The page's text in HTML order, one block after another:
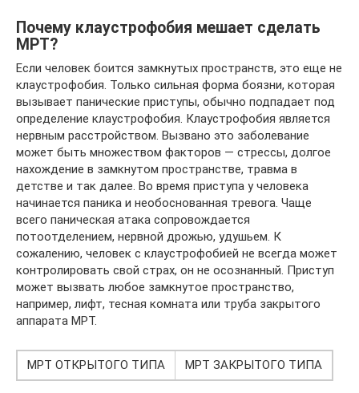
Почему клаустрофобия мешает сделать
МРТ?
Если человек боится замкнутых пространств, это еще не
клаустрофобия. Только сильная форма боязни, которая
вызывает панические приступы, обычно подпадает под
определение клаустрофобия. Клаустрофобия является
нервным расстройством. Вызвано это заболевание
может быть множеством факторов — стрессы, долгое
нахождение в замкнутом пространстве, травма в
детстве и так далее. Во время приступа у человека
начинается паника и необоснованная тревога. Чаще
всего паническая атака сопровождается
потоотделением, нервной дрожью, удушьем. К
сожалению, человек с клаустрофобией не всегда может
контролировать свой страх, он не осознанный. Приступ
может вызвать любое замкнутое пространство,
например, лифт, тесная комната или труба закрытого
аппарата МРТ.
МРТ ОТКРЫТОГО ТИПА МРТ ЗАКРЫТОГО ТИПА